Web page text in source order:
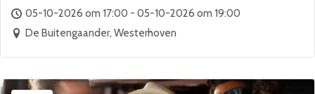
05-10-2026 om 17:00 - 05-10-2026 om 19:00
De Buitengaander, Westerhoven